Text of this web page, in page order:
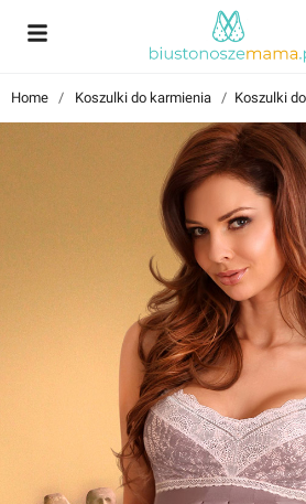
Reviews
Znajdź i przeczytaj historie
Home Koszulki do karmienia Koszulki